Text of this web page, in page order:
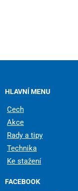
HLAVNÍ MENU
Cech
Akce
Rady a tipy
Technika
Ke stažení
FACEBOOK